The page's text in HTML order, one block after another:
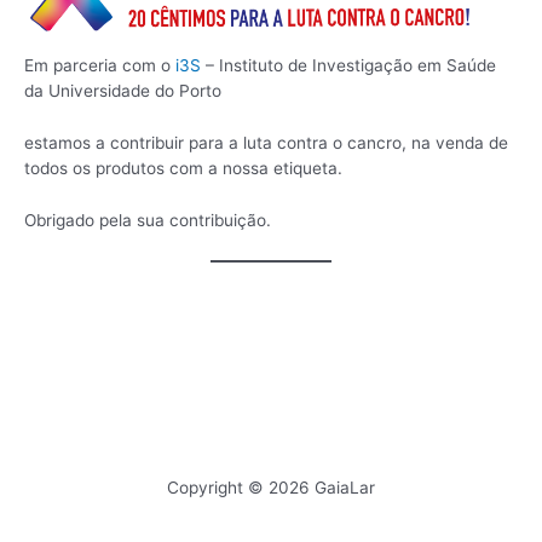
Em parceria com o i3S – Instituto de Investigação em Saúde
da Universidade do Porto
estamos a contribuir para a luta contra o cancro, na venda de
todos os produtos com a nossa etiqueta.
Obrigado pela sua contribuição.
Copyright © 2026 GaiaLar